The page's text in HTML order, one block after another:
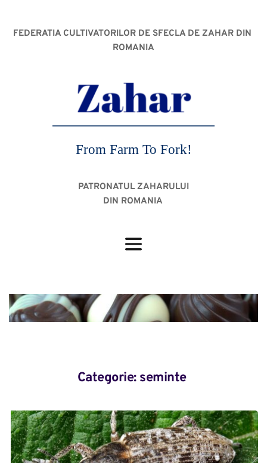
FEDERATIA CULTIVATORILOR DE SFECLA DE ZAHAR DIN
ROMANIA
From Farm To Fork!
PATRONATUL ZAHARULUI
DIN ROMANIA
Categorie: seminte